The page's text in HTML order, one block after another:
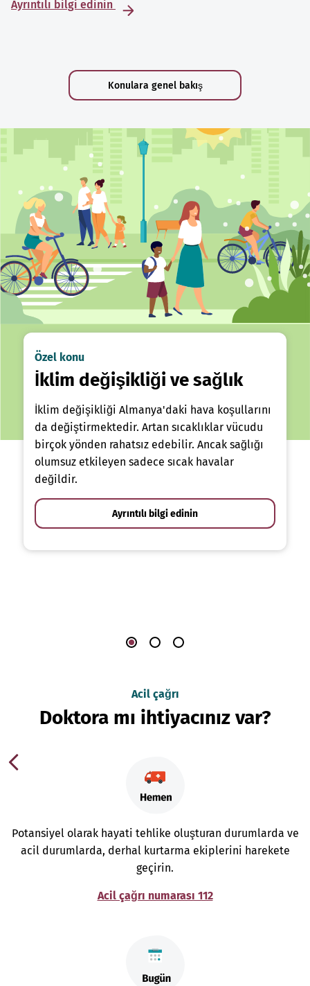
Ayrıntılı bilgi edinin
Konulara genel bakış
Özel konu
İklim değişikliği ve sağlık
İklim değişikliği Almanya'daki hava koşullarını
da değiştirmektedir. Artan sıcaklıklar vücudu
birçok yönden rahatsız edebilir. Ancak sağlığı
olumsuz etkileyen sadece sıcak havalar
değildir.
Ayrıntılı bilgi edinin
Acil çağrı
Doktora mı ihtiyacınız var?
Potansiyel olarak hayati tehlike oluşturan durumlarda ve
acil durumlarda, derhal kurtarma ekiplerini harekete
geçirin.
Acil çağrı numarası 112